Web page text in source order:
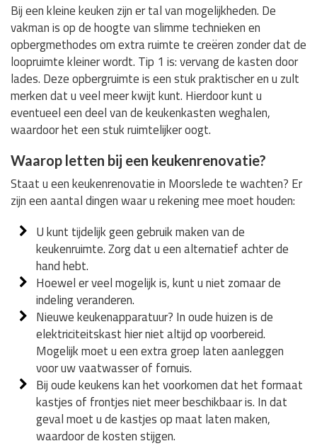
Bij een kleine keuken zijn er tal van mogelijkheden. De
vakman is op de hoogte van slimme technieken en
opbergmethodes om extra ruimte te creëren zonder dat de
loopruimte kleiner wordt. Tip 1 is: vervang de kasten door
lades. Deze opbergruimte is een stuk praktischer en u zult
merken dat u veel meer kwijt kunt. Hierdoor kunt u
eventueel een deel van de keukenkasten weghalen,
waardoor het een stuk ruimtelijker oogt.
Waarop letten bij een keukenrenovatie?
Staat u een keukenrenovatie in Moorslede te wachten? Er
zijn een aantal dingen waar u rekening mee moet houden:
U kunt tijdelijk geen gebruik maken van de
keukenruimte. Zorg dat u een alternatief achter de
hand hebt.
Hoewel er veel mogelijk is, kunt u niet zomaar de
indeling veranderen.
Nieuwe keukenapparatuur? In oude huizen is de
elektriciteitskast hier niet altijd op voorbereid.
Mogelijk moet u een extra groep laten aanleggen
voor uw vaatwasser of fornuis.
Bij oude keukens kan het voorkomen dat het formaat
kastjes of frontjes niet meer beschikbaar is. In dat
geval moet u de kastjes op maat laten maken,
waardoor de kosten stijgen.